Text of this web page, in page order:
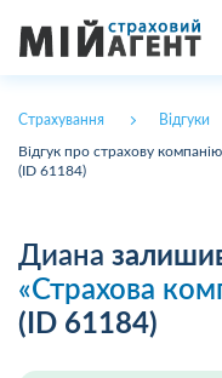
Страхування Відгуки
Відгук про страхову
(ID 61184)
Диана
«Страхова
(ID 61184)